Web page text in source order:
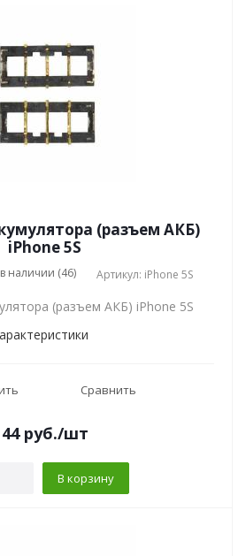
(разъем АКБ)
iPhone 5S
в наличии (46) Артикул: iPhone 5S
(разъем АКБ) iPhone 5S
Сравнить
44руб./шт
В корзину